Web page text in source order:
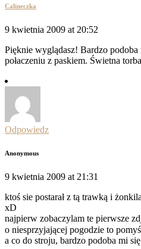
Calineczka
9 kwietnia 2009 at 20:52
Pięknie wyglądasz! Bardzo
połaczeniu z paskiem. Świetna
Odpowiedz
Anonymous
9 kwietnia 2009 at 21:31
ktoś sie postarał z tą trawką i
xD
najpierw zobaczylam te pierwsze
o niesprzyjającej pogodzie to
a co do stroju, bardzo podoba mi